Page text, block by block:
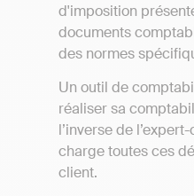
d'imposition
documents
des normes
Un outil de
réaliser sa
l’inverse de
charge toutes ces
client.